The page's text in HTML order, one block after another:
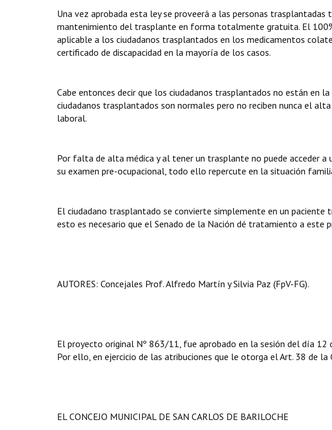
Una vez aprobada esta ley se proveerá a las personas trasplantadas
mantenimiento del trasplante en forma totalmente gratuita. El
aplicable a los ciudadanos trasplantados en los medicamentos
certificado de discapacidad en la mayoría de los casos.
Cabe entonces decir que los ciudadanos trasplantados no están en
ciudadanos trasplantados son normales pero no reciben nunca el
laboral.
Por falta de alta médica y al tener un trasplante no puede acceder a
su examen pre-ocupacional, todo ello repercute en la situación
El ciudadano trasplantado se convierte simplemente en un
esto es necesario que el Senado de la Nación dé tratamiento a este
AUTORES: Concejales Prof. Alfredo Martín y Silvia Paz (FpV-FG).
El proyecto original Nº 863/11, fue aprobado en la sesión del día
Por ello, en ejercicio de las atribuciones que le otorga el Art. 38 de la
EL CONCEJO MUNICIPAL DE SAN CARLOS DE BARILOCHE